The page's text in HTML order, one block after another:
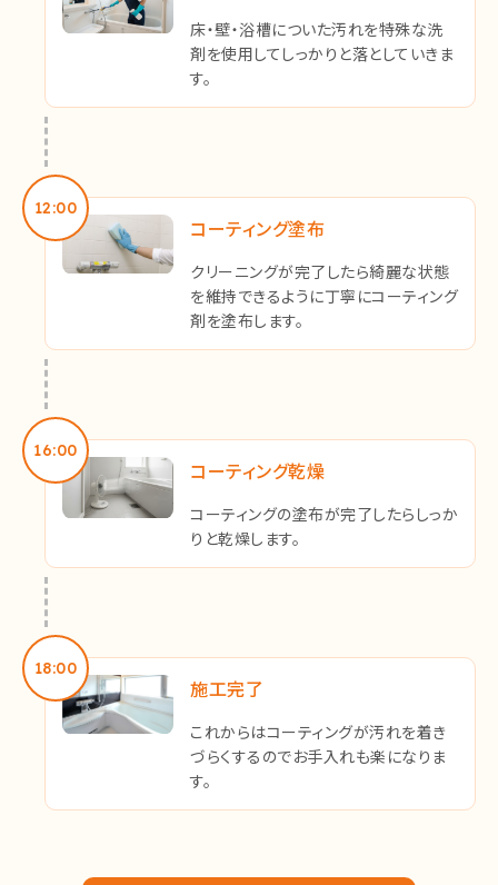
床・壁・浴槽についた汚れを特殊な洗
剤を使用してしっかりと落としていきま
す。
12:00
コーティング塗布
クリーニングが完了したら綺麗な状態
を維持できるように丁寧にコーティング
剤を塗布します。
16:00
コーティング乾燥
コーティングの塗布が完了したらしっか
りと乾燥します。
18:00
施工完了
これからはコーティングが汚れを着き
づらくするのでお手入れも楽になりま
す。